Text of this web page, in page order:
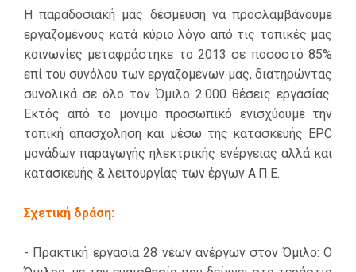
Η παραδοσιακή μας δέσμευση να προσλαμβάνουμε
εργαζομένους κατά κύριο λόγο από τις τοπικές μας
κοινωνίες μεταφράστηκε το 2013 σε ποσοστό 85%
επί του συνόλου των εργαζομένων μας, διατηρώντας
συνολικά σε όλο τον Όμιλο 2.000 θέσεις εργασίας.
Εκτός από το μόνιμο προσωπικό ενισχύουμε την
τοπική απασχόληση και μέσω της κατασκευής EPC
μονάδων παραγωγής ηλεκτρικής ενέργειας αλλά και
κατασκευής & λειτουργίας των έργων Α.Π.Ε.
Σχετική δράση:
- Πρακτική εργασία 28 νέων ανέργων στον Όμιλο: Ο